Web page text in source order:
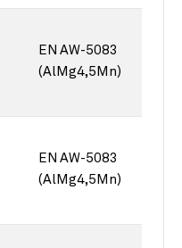
EN AW-5083
(AlMg4,5Mn)
EN AW-5083
(AlMg4,5Mn)